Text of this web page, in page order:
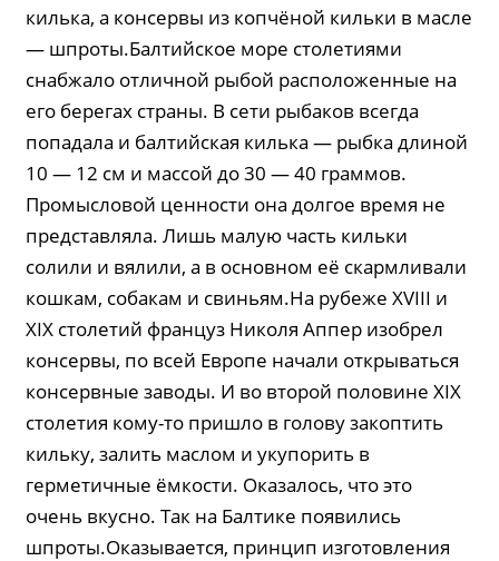
килька, а консервы из копчёной кильки в масле
— шпроты.Балтийское море столетиями
снабжало отличной рыбой расположенные на
его берегах страны. В сети рыбаков всегда
попадала и балтийская килька — рыбка длиной
10 — 12 см и массой до 30 — 40 граммов.
Промысловой ценности она долгое время не
представляла. Лишь малую часть кильки
солили и вялили, а в основном её скармливали
кошкам, собакам и свиньям.На рубеже XVIII и
XIX столетий француз Николя Аппер изобрел
консервы, по всей Европе начали открываться
консервные заводы. И во второй половине XIX
столетия кому-то пришло в голову закоптить
кильку, залить маслом и укупорить в
герметичные ёмкости. Оказалось, что это
очень вкусно. Так на Балтике появились
шпроты.Оказывается, принцип изготовления